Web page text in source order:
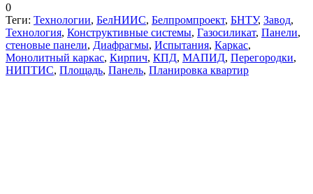
0
Теги: Технологии, БелНИИС, Белпромпроект, БНТУ, Завод,
Технология, Конструктивные системы, Газосиликат, Панели,
стеновые панели, Диафрагмы, Испытания, Каркас,
Монолитный каркас, Кирпич, КПД, МАПИД, Перегородки,
НИПТИС, Площадь, Панель, Планировка квартир